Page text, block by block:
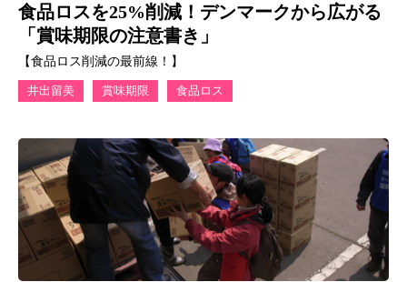
食品ロスを25%削減！デンマークから広がる
「賞味期限の注意書き」
【食品ロス削減の最前線！】
井出留美 賞味期限 食品ロス